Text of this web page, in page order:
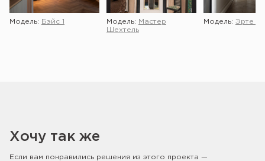
Модель: Бэйс 1 Модель:
Мастер
Шехтель
Модель: Эрте 2
Хочу так же
Если вам понравились решения из этого проекта —